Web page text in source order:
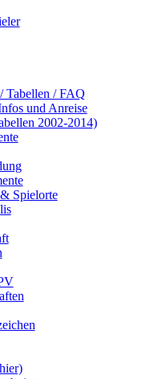
Tabellen / FAQ
und Anreise
2002-2014)
Spielorte